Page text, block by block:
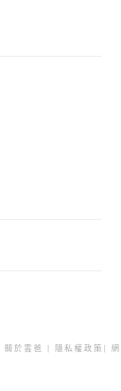
關於雲爸 隱私權政策
| 網